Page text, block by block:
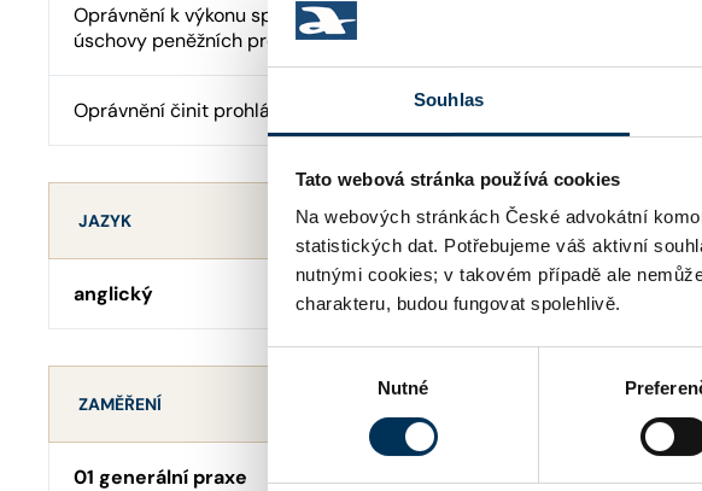
Souhlas
Tato webová stránka používá cookies
Na webových stránkách České advokátní
statistických dat. Potřebujeme váš aktivní
nutnými cookies; v takovém případě ale
charakteru, budou fungovat spolehlivě.
Nutné
Oprávnění k výkonu správy cizího majetku a advokátní
úschovy peněžních prostředků
Oprávnění činit prohlášení o pravosti podpisu
JAZYK
anglický
ZAMĚŘENÍ
01 generální praxe